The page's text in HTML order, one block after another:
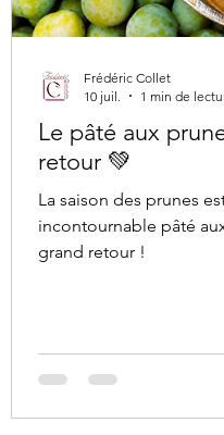
Le pâté aux
retour 💚
La saison des prunes
incontournable pâté
grand retour !
Frédéric Collet
10 juil.
1 min de